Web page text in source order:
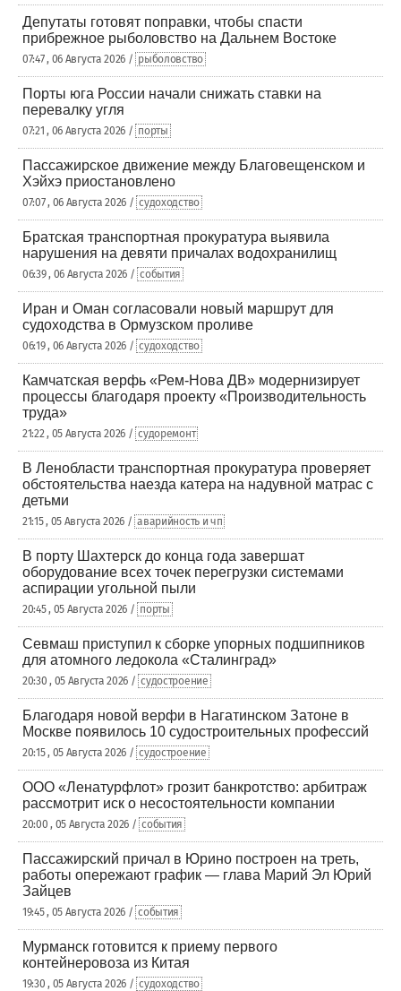
Депутаты готовят поправки, чтобы спасти
прибрежное рыболовство на Дальнем Востоке
07:47 , 06 Августа 2026 / рыболовство
Порты юга России начали снижать ставки на
перевалку угля
07:21 , 06 Августа 2026 / порты
Пассажирское движение между Благовещенском и
Хэйхэ приостановлено
07:07 , 06 Августа 2026 / судоходство
Братская транспортная прокуратура выявила
нарушения на девяти причалах водохранилищ
06:39 , 06 Августа 2026 / события
Иран и Оман согласовали новый маршрут для
судоходства в Ормузском проливе
06:19 , 06 Августа 2026 / судоходство
Камчатская верфь «Рем-Нова ДВ» модернизирует
процессы благодаря проекту «Производительность
труда»
21:22 , 05 Августа 2026 / судоремонт
В Ленобласти транспортная прокуратура проверяет
обстоятельства наезда катера на надувной матрас с
детьми
21:15 , 05 Августа 2026 / аварийность и чп
В порту Шахтерск до конца года завершат
оборудование всех точек перегрузки системами
аспирации угольной пыли
20:45 , 05 Августа 2026 / порты
Севмаш приступил к сборке упорных подшипников
для атомного ледокола «Сталинград»
20:30 , 05 Августа 2026 / судостроение
Благодаря новой верфи в Нагатинском Затоне в
Москве появилось 10 судостроительных профессий
20:15 , 05 Августа 2026 / судостроение
ООО «Ленатурфлот» грозит банкротство: арбитраж
рассмотрит иск о несостоятельности компании
20:00 , 05 Августа 2026 / события
Пассажирский причал в Юрино построен на треть,
работы опережают график — глава Марий Эл Юрий
Зайцев
19:45 , 05 Августа 2026 / события
Мурманск готовится к приему первого
контейнеровоза из Китая
19:30 , 05 Августа 2026 / судоходство